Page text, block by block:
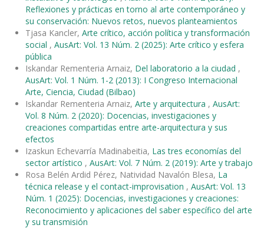
Reflexiones y prácticas en torno al arte contemporáneo y
su conservación: Nuevos retos, nuevos planteamientos
Tjasa Kancler, Arte crítico, acción política y transformación
social , AusArt: Vol. 13 Núm. 2 (2025): Arte crítico y esfera
pública
Iskandar Rementeria Arnaiz, Del laboratorio a la ciudad ,
AusArt: Vol. 1 Núm. 1-2 (2013): I Congreso Internacional
Arte, Ciencia, Ciudad (Bilbao)
Iskandar Rementeria Arnaiz, Arte y arquitectura , AusArt:
Vol. 8 Núm. 2 (2020): Docencias, investigaciones y
creaciones compartidas entre arte-arquitectura y sus
efectos
Izaskun Echevarría Madinabeitia, Las tres economías del
sector artístico , AusArt: Vol. 7 Núm. 2 (2019): Arte y trabajo
Rosa Belén Ardid Pérez, Natividad Navalón Blesa, La
técnica release y el contact-improvisation , AusArt: Vol. 13
Núm. 1 (2025): Docencias, investigaciones y creaciones:
Reconocimiento y aplicaciones del saber específico del arte
y su transmisión